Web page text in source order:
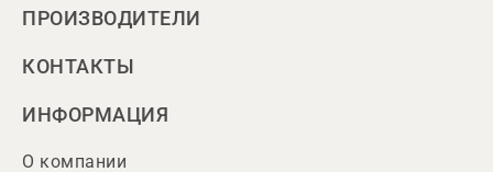
ПРОИЗВОДИТЕЛИ
КОНТАКТЫ
ИНФОРМАЦИЯ
О компании